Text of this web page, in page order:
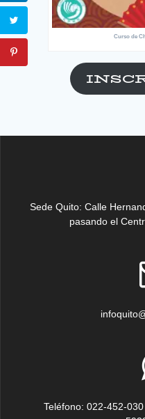
Curso de
Sede Quito: Calle
pasando el
Teléfono: 022-452-